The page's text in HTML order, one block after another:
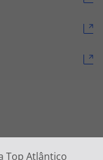
Top Atlântico